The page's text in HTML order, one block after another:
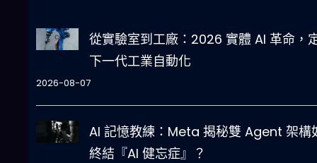
從實驗室到工廠：2026 實體 AI 革命，
下一代工業自動化
2026-08-07
AI 記憶教練：Meta 揭秘雙 Agent 架構
終結『AI 健忘症』？